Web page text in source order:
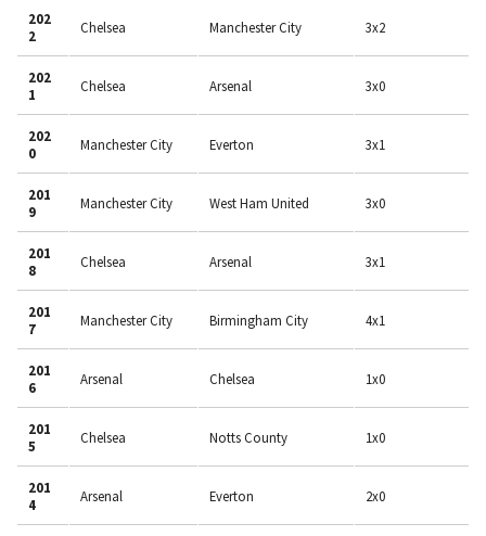
202
2
Chelsea Manchester City 3x2
202
1
Chelsea Arsenal 3x0
202
0
Manchester City Everton 3x1
201
9
Manchester City West Ham United 3x0
201
8
Chelsea Arsenal 3x1
201
7
Manchester City Birmingham City 4x1
201
6
Arsenal Chelsea 1x0
201
5
Chelsea Notts County 1x0
201
4
Arsenal Everton 2x0